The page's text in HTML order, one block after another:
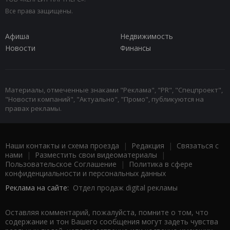
Все права защищены.
Афиша
Недвижимость
Новости
Финансы
Материалы, отмеченные знаками "Реклама", "PR", "Спецпроект",
"Новости компаний", "Актуально", "Промо", публикуются на
правах рекламы.
Наши контакты и схема проезда | Редакция | Связаться с
нами | Разместить свои видеоматериалы |
Пользовательское Соглашение |
Политика в сфере
конфиденциальности и персональных данных
Реклама на сайте: Отдел продаж digital рекламы
Оставляя комментарий, пожалуйста, помните о том, что
содержание и тон Вашего сообщения могут задеть чувства